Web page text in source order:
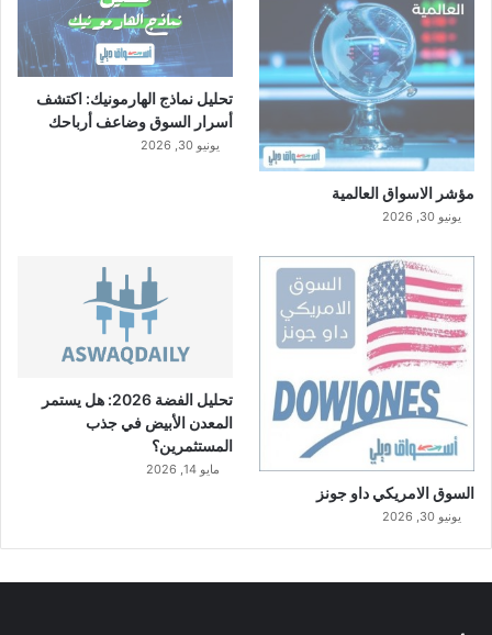
مؤشر الاسواق العالمية
يونيو 30, 2026
تحليل نماذج الهارمونيك: اكتشف
أسرار السوق وضاعف أرباحك
يونيو 30, 2026
السوق الامريكي داو جونز
يونيو 30, 2026
تحليل الفضة 2026: هل يستمر
المعدن الأبيض في جذب
المستثمرين؟
مايو 14, 2026